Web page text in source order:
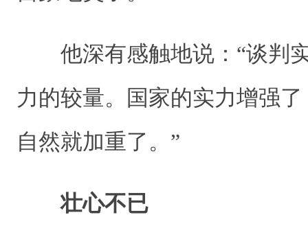
他深有感触地说：“谈判
力的较量。国家的实力增强
自然就加重了。”
壮心不已